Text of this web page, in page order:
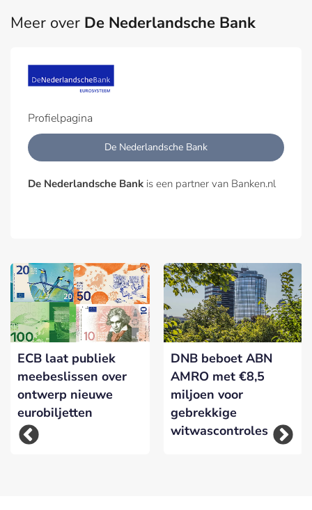
Meer over De Nederlandsche Bank
Profielpagina
De Nederlandsche Bank
De Nederlandsche Bank is een partner van Banken.nl
ECB laat publiek
meebeslissen over
ontwerp nieuwe
eurobiljetten
DNB beboet ABN
AMRO met €8,5
miljoen voor
gebrekkige
witwascontroles